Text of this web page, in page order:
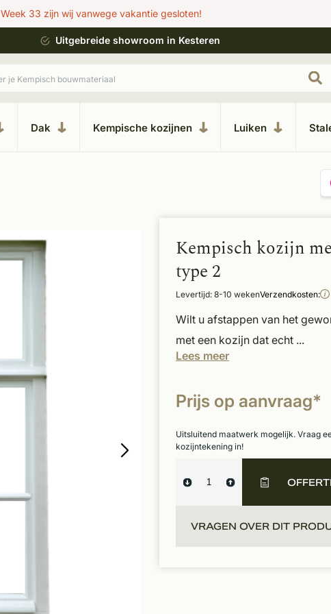
Week 33 zijn wij vanwege vakantie gesloten!
Uitgebreide showroom in Kesteren Unieke
Dak Kempische kozijnen Luiken
Kempisch kozijn
type 2
Levertijd: 8-10 wekenVerzendkosten:
Wilt u afstappen van het
met een kozijn dat echt ...
Lees meer
Prijs op aanvraag*
Uitsluitend maatwerk mogelijk. Vraag
kozijntekening in!
VRAGEN OVER DIT